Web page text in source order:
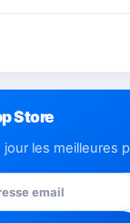
Store
les meilleures